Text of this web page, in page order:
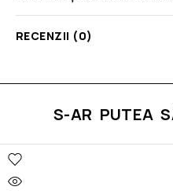
RECENZII (0)
S-AR PUTEA